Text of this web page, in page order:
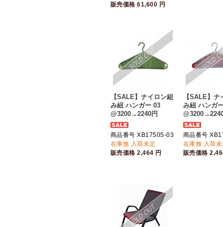
販売価格61,600 円
【SALE】ナイロン組
み紐 ハンガー 03
@3200→2240円
商品番号 XB17505-03
在庫無 入荷未定
販売価格2,464 円
【SALE】ナ
み紐 ハンガ
商品番号
在庫無 入荷
販売価格